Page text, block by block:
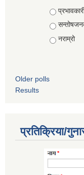
Choices
नराम्रो
Older polls
Results
प्रतिक्रिया/